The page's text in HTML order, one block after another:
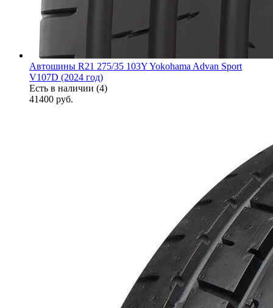
Автошины R21 275/35 103Y Yokohama Advan Sport
V107D (2024 год)
Есть в наличии (4)
41400 руб.